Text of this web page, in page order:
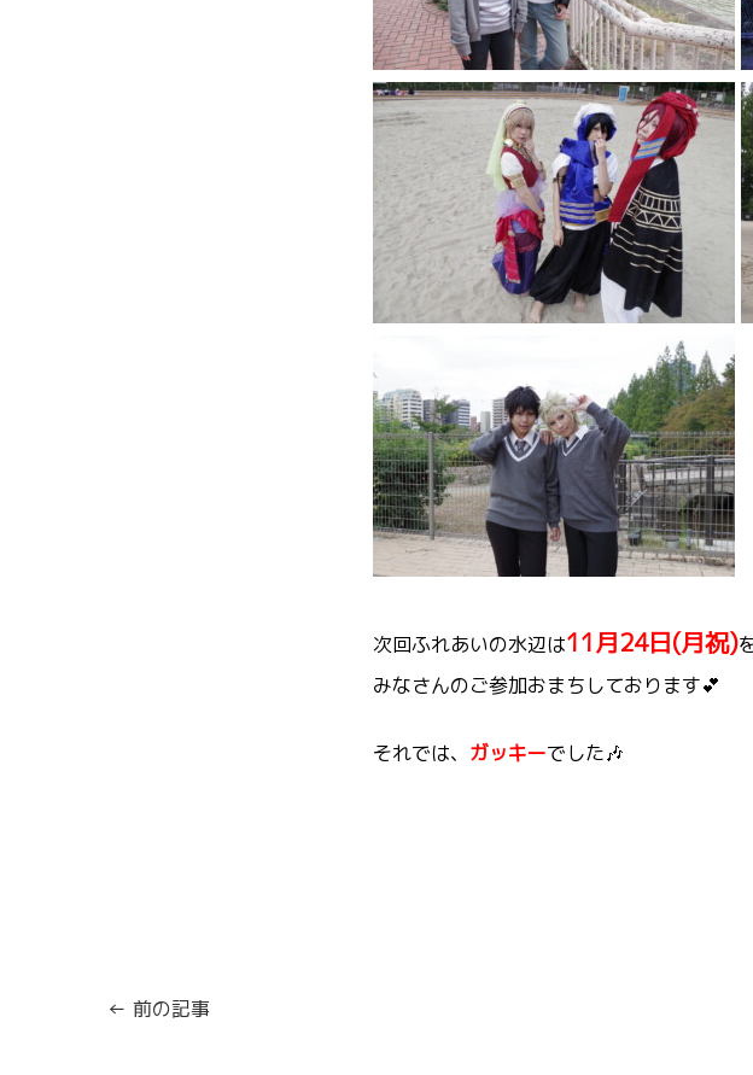
次回ふれあいの水辺は11月24日(月祝)
みなさんのご参加おまちしております💕
それでは、 ガッキーでした🎶
← 前の記事